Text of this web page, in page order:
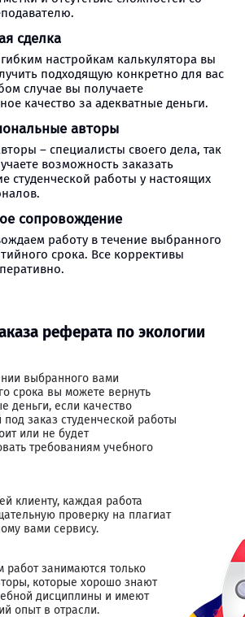
сделка
настройкам калькулятора вы
подходящую конкретно для вас
случае вы получаете
качество за адекватные деньги.
авторы
– специалисты своего дела, так
возможность заказать
студенческой работы у настоящих
сопровождение
работу в течение выбранного
срока. Все коррективы
реферата по экологии
выбранного вами
срока вы можете вернуть
деньги, если качество
под заказ студенческой работы
или не будет
требованиям учебного
клиенту, каждая работа
проверку на плагиат
вами сервису.
работ занимаются только
которые хорошо знают
дисциплины и имеют
опыт в отрасли.